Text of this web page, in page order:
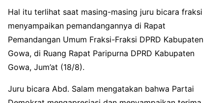
Hal itu terlihat saat masing-masing juru bicara fraksi
menyampaikan pemandangannya di Rapat
Pemandangan Umum Fraksi-Fraksi DPRD Kabupaten
Gowa, di Ruang Rapat Paripurna DPRD Kabupaten
Gowa, Jum’at (18/8).
Juru bicara Abd. Salam mengatakan bahwa Partai